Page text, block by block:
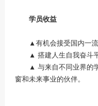
学员收益
▲有机会接受国内一流
▲ 搭建人生自我奋斗平
▲ 与来自不同业界的学
窗和未来事业的伙伴。